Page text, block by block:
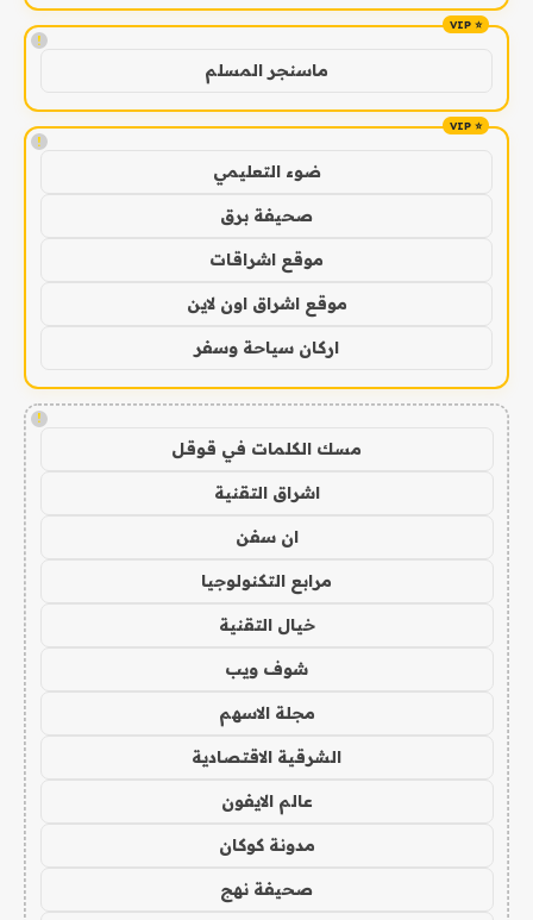
!
ماسنجر المسلم
!
ضوء التعليمي
صحيفة برق
موقع اشراقات
موقع اشراق اون لاين
اركان سياحة وسفر
!
مسك الكلمات في قوقل
اشراق التقنية
ان سفن
مرابع التكنولوجيا
خيال التقنية
شوف ويب
مجلة الاسهم
الشرقية الاقتصادية
عالم الايفون
مدونة كوكان
صحيفة نهج